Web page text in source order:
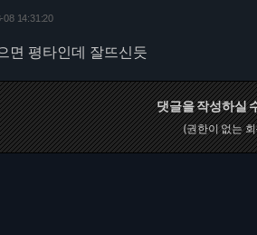
08 14:31:20
면 평타인데 잘뜨신듯
댓글을 작성하실
(권한이 없는